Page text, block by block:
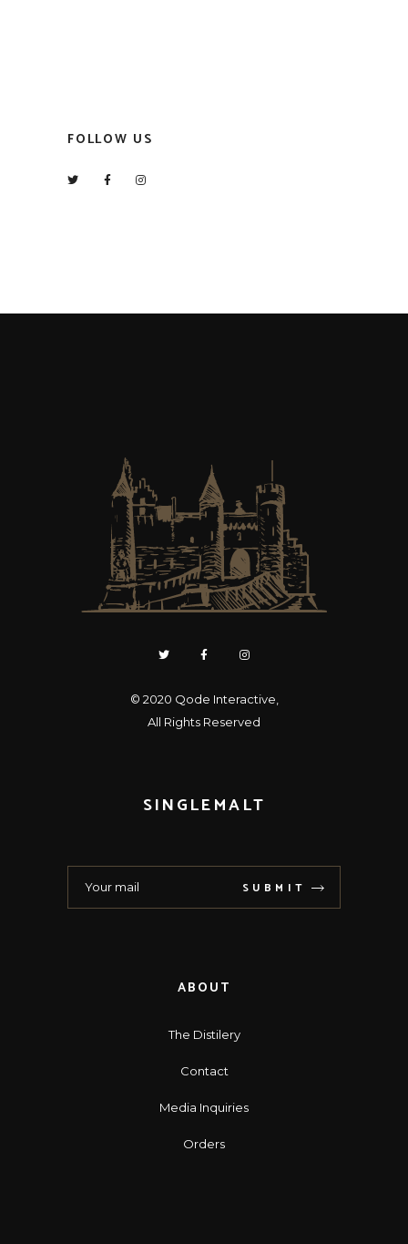
FOLLOW US
© 2020 Qode Interactive
All Rights Reserved
SINGLEMALT
SUBMIT
ABOUT
The Distilery
Contact
Media Inquiries
Orders